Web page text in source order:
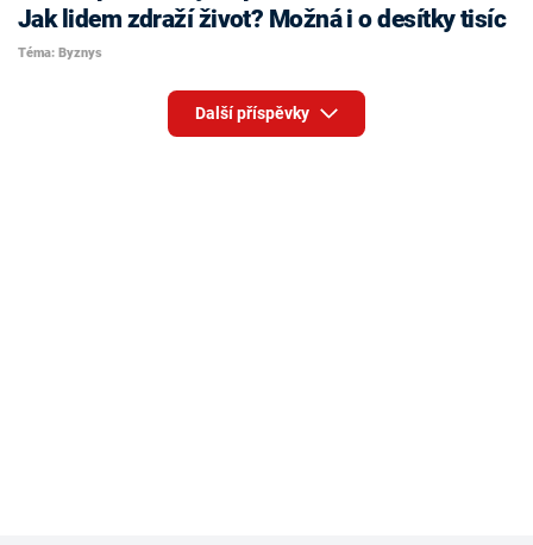
Jak lidem zdraží život? Možná i o desítky tisíc
Téma: Byznys
Další příspěvky